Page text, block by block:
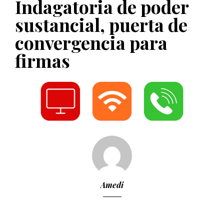
PUBLICADO EL 5 ENERO, 2023
Indagatoria de poder
sustancial, puerta de
convergencia para
firmas
Amedi